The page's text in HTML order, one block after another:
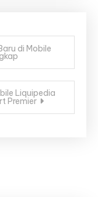
di Mobile
Liquipedia
Premier